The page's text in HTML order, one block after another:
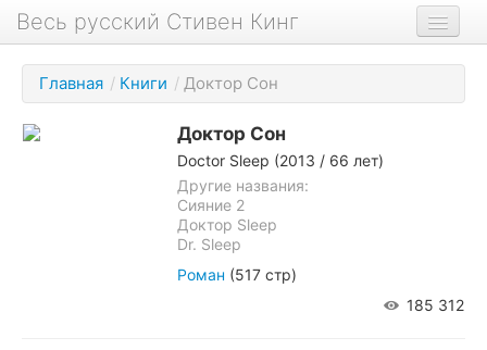
Весь русский Стивен Кинг
Книги
Фильмы
Аудиокниги
Главная / Книги / Доктор Сон
Доктор Сон
Doctor Sleep (2013 / 66 лет)
Другие названия:
Сияние 2
Доктор Sleep
Dr. Sleep
Роман (517 стр)
185 312